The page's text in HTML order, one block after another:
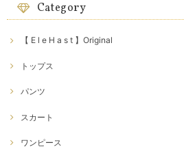
Category
【 E l e H a s t 】Original
トップス
パンツ
スカート
ワンピース